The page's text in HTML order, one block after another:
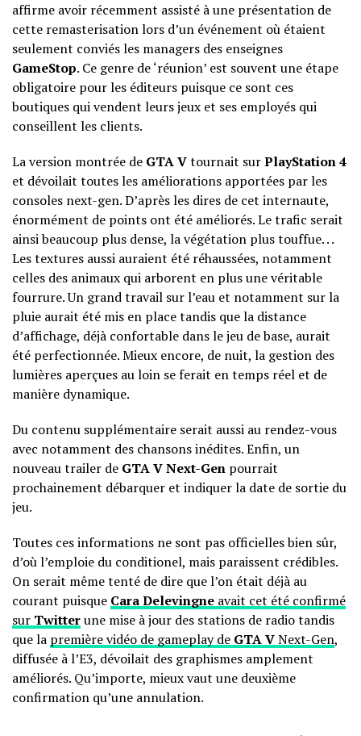
affirme avoir récemment assisté à une présentation de
cette remasterisation lors d’un événement où étaient
seulement conviés les managers des enseignes
GameStop. Ce genre de ‘réunion’ est souvent une étape
obligatoire pour les éditeurs puisque ce sont ces
boutiques qui vendent leurs jeux et ses employés qui
conseillent les clients.
La version montrée de GTA Vtournait surPlayStation 4
et dévoilait toutes les améliorations apportées par les
consoles next-gen. D’après les dires de cet internaute,
énormément de points ont été améliorés. Le trafic serait
ainsi beaucoup plus dense, la végétation plus touffue. . .
Les textures aussi auraient été réhaussées, notamment
celles des animaux qui arborent en plus une véritable
fourrure. Un grand travail sur l’eau et notamment sur la
pluie aurait été mis en place tandis que la distance
d’affichage, déjà confortable dans le jeu de base, aurait
été perfectionnée. Mieux encore, de nuit, la gestion des
lumières aperçues au loin se ferait en temps réel et de
manière dynamique.
Du contenu supplémentaire serait aussi au rendez-vous
avec notamment des chansons inédites. Enfin, un
nouveau trailer de GTA V Next-Gen pourrait
prochainement débarquer et indiquer la date de sortie du
jeu.
Toutes ces informations ne sont pas officielles bien sûr,
d’où l’emploie du conditionel, mais paraissent crédibles.
On serait même tenté de dire que l’on était déjà au
courant puisque Cara Delevingne avait cet été confirmé
sur Twitterune mise à jour des stations de radio tandis
que la première vidéo de gameplay de GTA VNext-Gen,
diffusée à l’E3, dévoilait des graphismes amplement
améliorés. Qu’importe, mieux vaut une deuxième
confirmation qu’une annulation.